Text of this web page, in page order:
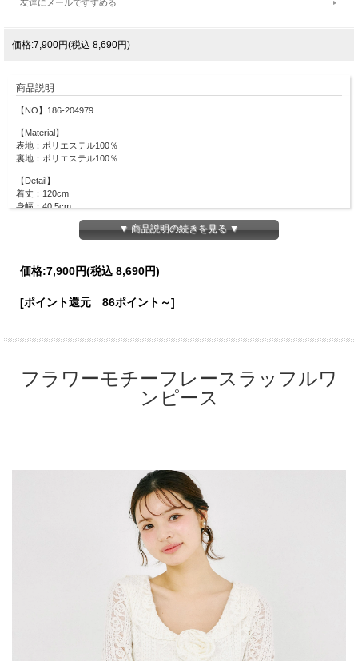
友達にメールですすめる
価格:7,900円(税込 8,690円)
商品説明
【NO】186-204979
【Material】
表地：ポリエステル100％
裏地：ポリエステル100％
【Detail】
着丈：120cm
身幅：40.5cm
ウエスト周囲：66cm
【Color】#28 アイボリー/
ございます。 色合いはモニター環境により若干の誤差が出ます。 ライティングや
せ。
▼ 商品説明の続きを見る ▼
価格:7,900円(税込 8,690円)
[ポイント還元 86ポイント～]
フラワーモチーフレースラッフルワ
ンピース